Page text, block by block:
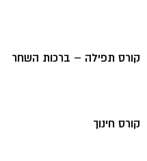
קורס תפילה – ברכות השחר
קורס חינוך